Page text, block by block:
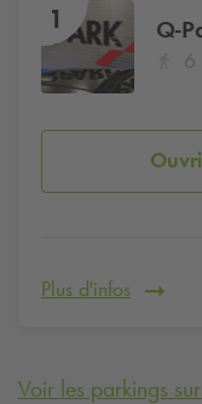
1 Q-
6
Plus d'infos
Voir les parkings